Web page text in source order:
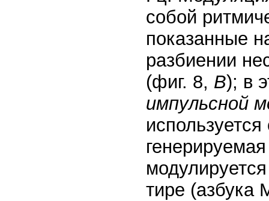
собой
показанные
разбиении
(фиг. 8, В); в
импульсной
тире (азбука